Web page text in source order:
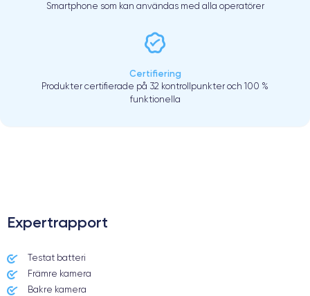
Smartphone som kan användas med alla operatörer
Certifiering
Produkter certifierade på 32 kontrollpunkter och 100 %
funktionella
Expertrapport
Testat batteri
Främre kamera
Bakre kamera